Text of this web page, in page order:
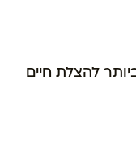
להצלת חיים